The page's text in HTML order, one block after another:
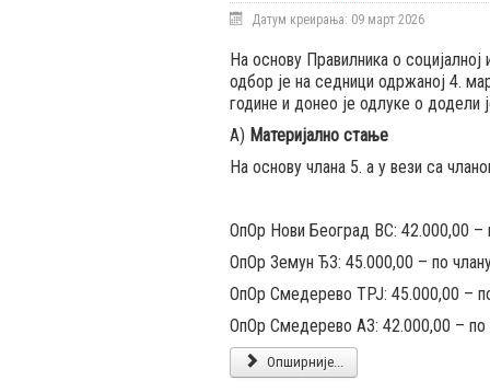
Датум креирања: 09 март 2026
На основу Правилника о
одбор је на седници одржаној 4.
године и донео је одлуке о додели
А) Материјално стање
На основу члана 5. а у вези са
ОпОр Нови Београд ВС: 42.000,00
ОпОр Земун ЂЗ: 45.000,00 – по
ОпОр Смедерево ТРЈ: 45.000,00 –
ОпОр Смедерево АЗ: 42.000,00 –
Опширније...